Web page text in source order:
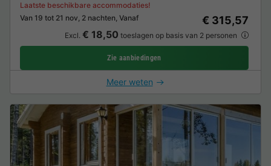
Van 19 tot 21 nov, 2 nachten, Vanaf
Laatste beschikbare accommodaties!
€ 315,57
Excl. € 18,50 toeslagen op basis van 2 personen
Zie aanbiedingen
Meer weten